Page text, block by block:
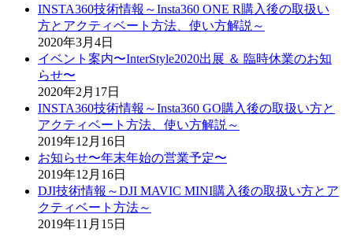
INSTA360技術情報～Insta360 ONE R購入後の取扱い
方とアクティベート方法、使い方解説～
2020年3月4日
イベント案内〜InterStyle2020出展 ＆ 臨時休業のお知
らせ〜
2020年2月17日
INSTA360技術情報～Insta360 GO購入後の取扱い方と
アクティベート方法、使い方解説～
2019年12月16日
お知らせ〜年末年始の営業予定〜
2019年12月16日
DJI技術情報～DJI MAVIC MINI購入後の取扱い方とア
クティベート方法～
2019年11月15日